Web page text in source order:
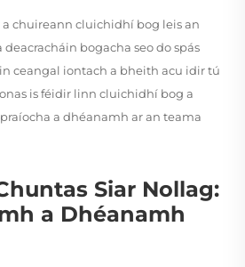
chuireann cluichidhí bog leis an
bogacha seo do spás
ceangal iontach a bheith acu idir tú
is féidir linn cluichidhí bog a
a dhéanamh ar an teama
Siar Nollag:
a Dhéanamh